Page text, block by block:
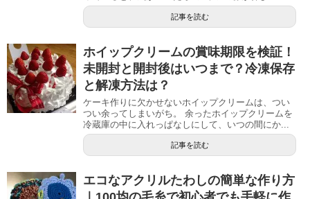
記事を読む
ホイップクリームの賞味期限を検証！
未開封と開封後はいつまで？冷凍保存
と解凍方法は？
ケーキ作りに欠かせないホイップクリームは、つい
つい余ってしまいがち。 余ったホイップクリームを
冷蔵庫の中に入れっぱなしにして、いつの間にか...
記事を読む
エコなアクリルたわしの簡単な作り方